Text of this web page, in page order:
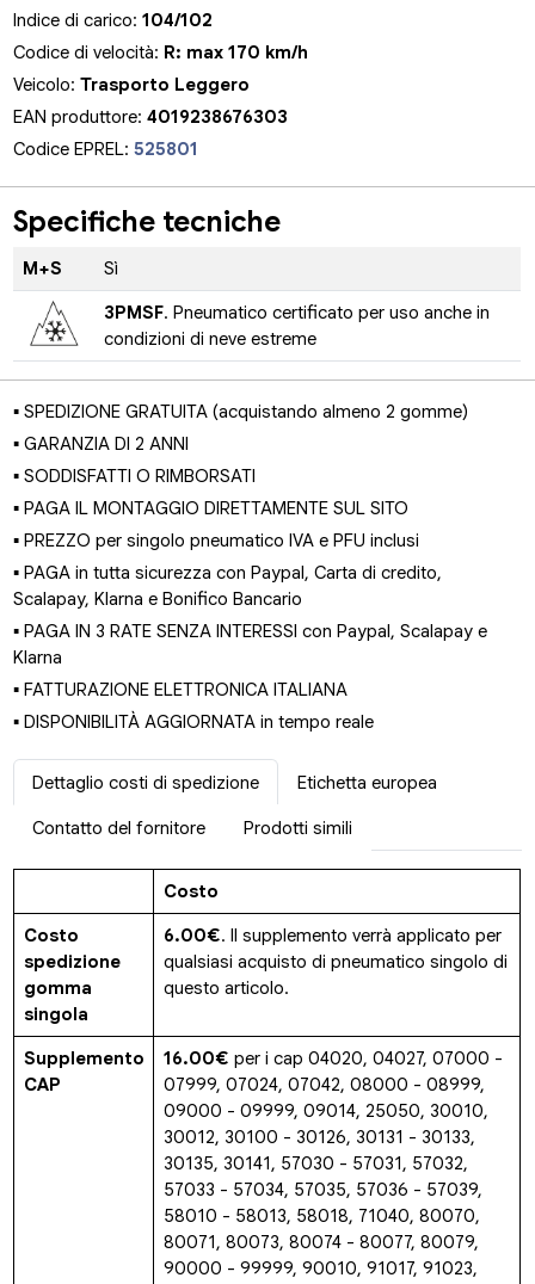
Indice di carico:104/102
Codice di velocità: R: max 170 km/h
Veicolo:Trasporto Leggero
EAN produttore:4019238676303
Codice EPREL:525801
Specifiche tecniche
M+S Sì
3PMSF. Pneumatico certificato per uso anche in
condizioni di neve estreme
▪ SPEDIZIONE GRATUITA (acquistando almeno 2 gomme)
▪ GARANZIA DI 2 ANNI
▪ SODDISFATTI O RIMBORSATI
▪ PAGA IL MONTAGGIO DIRETTAMENTE SUL SITO
▪ PREZZO per singolo pneumatico IVA e PFU inclusi
▪ PAGA in tutta sicurezza con Paypal, Carta di credito,
Scalapay, Klarna e Bonifico Bancario
▪ PAGA IN 3 RATE SENZA INTERESSI con Paypal, Scalapay e
Klarna
▪ FATTURAZIONE ELETTRONICA ITALIANA
▪ DISPONIBILITÀ AGGIORNATA in tempo reale
Dettaglio costi di spedizione Etichetta europea
Contatto del fornitore Prodotti simili
Costo
Costo
spedizione
gomma
singola
6.00€. Il supplemento verrà applicato per
qualsiasi acquisto di pneumatico singolo di
questo articolo.
Supplemento
CAP
16.00€ per i cap 04020, 04027, 07000 -
07999, 07024, 07042, 08000 - 08999,
09000 - 09999, 09014, 25050, 30010,
30012, 30100 - 30126, 30131 - 30133,
30135, 30141, 57030 - 57031, 57032,
57033 - 57034, 57035, 57036 - 57039,
58010 - 58013, 58018, 71040, 80070,
80071, 80073, 80074 - 80077, 80079,
90000 - 99999, 90010, 91017, 91023,